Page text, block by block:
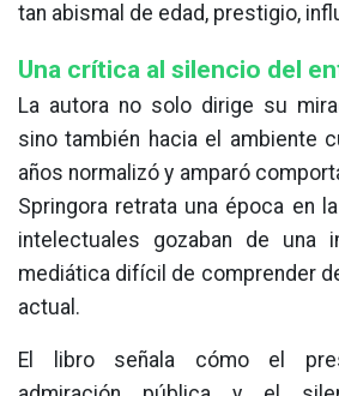
tan abismal de edad, prestigio,
Una crítica al silencio del
La autora no solo dirige su
sino también hacia el ambiente
años normalizó y amparó
Springora retrata una época en
intelectuales gozaban de una
mediática difícil de comprender
actual.
El libro señala cómo el